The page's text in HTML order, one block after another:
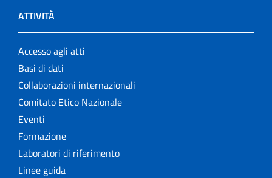
ATTIVITÀ
Accesso agli atti
Basi di dati
Collaborazioni internazionali
Comitato Etico Nazionale
Eventi
Formazione
Laboratori di riferimento
Linee guida